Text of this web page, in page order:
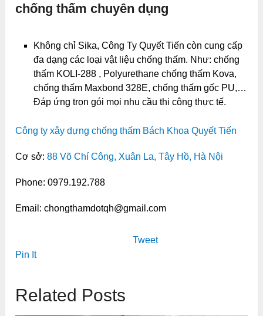
chống thấm chuyên dụng
Không chỉ Sika, Công Ty Quyết Tiến còn cung cấp
đa dạng các loại vật liệu chống thấm. Như: chống
thấm KOLI-288 , Polyurethane chống thấm Kova,
chống thấm Maxbond 328E, chống thấm gốc PU,…
Đáp ứng trọn gói mọi nhu cầu thi công thực tế.
Công ty xây dựng chống thấm Bách Khoa Quyết Tiến
Cơ sở:88 Võ Chí Công, Xuân La, Tây Hồ, Hà Nội
Phone: 0979.192.788
Email: chongthamdotqh@gmail.com
Tweet
Pin It
Related Posts